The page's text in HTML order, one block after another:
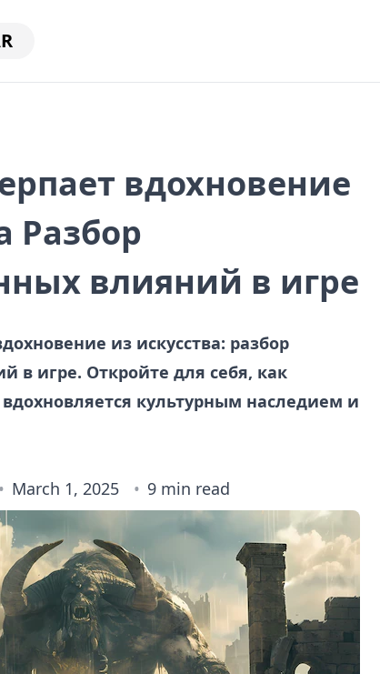
вдохновение
Разбор
влияний в игре
из искусства: разбор
в игре. Откройте для себя, как
культурным наследием и
March 1, 2025 9 min read